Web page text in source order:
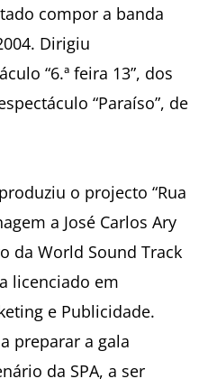
compor a banda
Dirigiu
“6.ª feira 13”, dos
“Paraíso”, de
o projecto “Rua
a José Carlos Ary
da World Sound Track
licenciado em
e Publicidade.
preparar a gala
da SPA, a ser